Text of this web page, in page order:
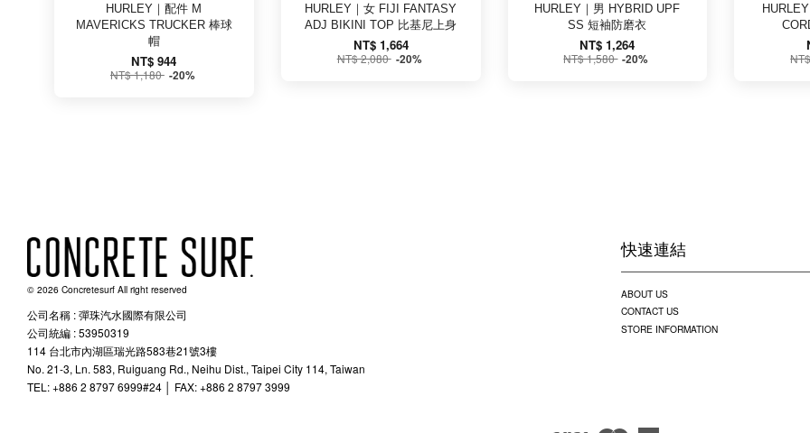
HURLEY｜配件 M
MAVERICKS TRUCKER 棒球
帽
NT$ 944
NT$ 1,180 -20%
HURLEY｜女 FIJI FANTASY
ADJ BIKINI TOP 比基尼上身
NT$ 1,664
NT$ 2,080 -20%
HURLEY｜男 HYBRID UPF
SS 短袖防磨衣
NT$ 1,264
NT$ 1,580 -20%
© 2026 Concretesurf All right reserved
公司名稱 : 彈珠汽水國際有限公司
公司統編 : 53950319
快速連結
ABOUT US
CONTACT US
STORE INFORMATION
114 台北市內湖區瑞光路583巷21號3樓
No. 21-3, Ln. 583, Ruiguang Rd., Neihu Dist., Taipei City 114, Taiwan
TEL: +886 2 8797 6999#24 │ FAX: +886 2 8797 3999